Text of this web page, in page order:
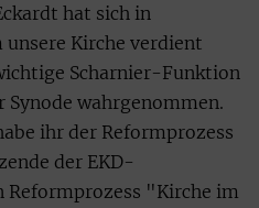
hat sich in
Kirche verdient
Scharnier-Funktion
Synode wahrgenommen.
ihr der Reformprozess
der EKD-
Reformprozess "Kirche im